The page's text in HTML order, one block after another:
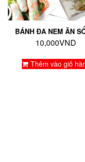
BÁNH ĐA NEM ĂN
10,000VND
Thêm vào giỏ